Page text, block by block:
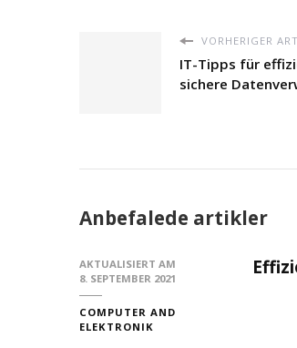
VORHERIGER
IT-Tipps für
sichere
Anbefalede artikler
AKTUALISIERT AM
8. SEPTEMBER 2021
COMPUTER AND
ELEKTRONIK